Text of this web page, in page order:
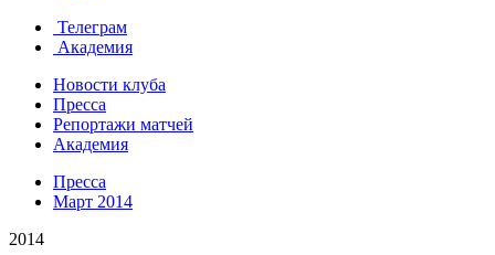
Телеграм
Академия
Новости клуба
Пресса
Репортажи матчей
Академия
Пресса
Март 2014
2014